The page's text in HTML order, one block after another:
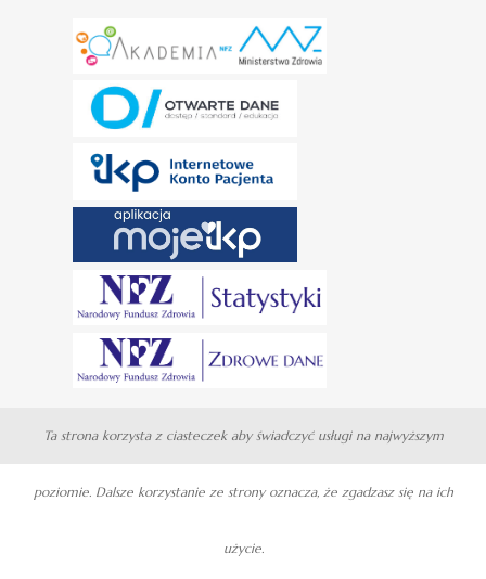
Ta strona korzysta z ciasteczek aby świadczyć usługi na najwyższym
poziomie. Dalsze korzystanie ze strony oznacza, że zgadzasz się na ich
użycie.